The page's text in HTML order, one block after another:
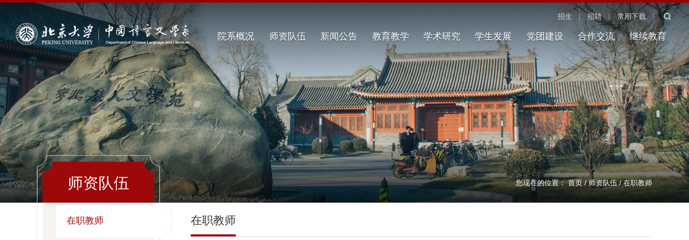
招生 招聘 常用下载
院系概况 师资队伍 新闻公告 教育教学 学术研究 学生发展 党团建设 合作交流 继续教育
您现在的位置：首页/师资队伍/在职教师
师资队伍
在职教师 在职教师